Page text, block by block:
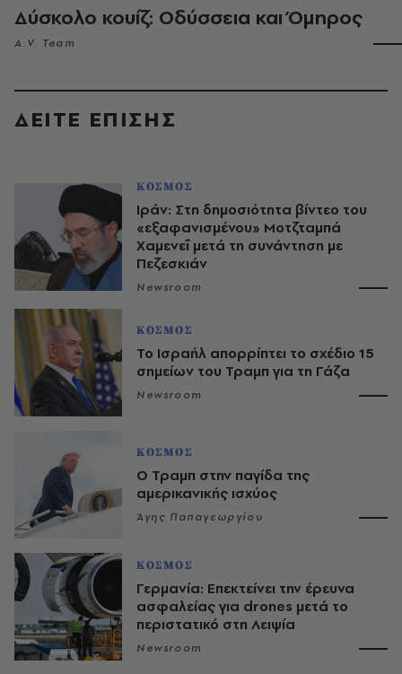
Δύσκολο κουίζ: Οδύσσεια και Όμηρος
A.V. Team
ΔΕΙΤΕ ΕΠΙΣΗΣ
ΚΟΣΜΟΣ
Ιράν: Στη δημοσιότητα βίντεο του
«εξαφανισμένου» Μοτζταμπά
Χαμενεΐ μετά τη συνάντηση με
Πεζεσκιάν
Newsroom
ΚΟΣΜΟΣ
Το Ισραήλ απορρίπτει το σχέδιο 15
σημείων του Τραμπ για τη Γάζα
Newsroom
ΚΟΣΜΟΣ
Ο Τραμπ στην παγίδα της
αμερικανικής ισχύος
Άγης Παπαγεωργίου
ΚΟΣΜΟΣ
Γερμανία: Επεκτείνει την έρευνα
ασφαλείας για drones μετά το
περιστατικό στη Λειψία
Newsroom